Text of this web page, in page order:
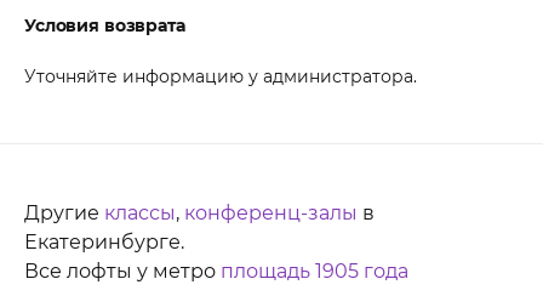
Условия возврата
Уточняйте информацию у администратора.
Другие классы, конференц-залы в
Екатеринбурге.
Все лофты у метро площадь 1905 года